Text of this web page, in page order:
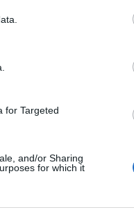
for Targeted
and/or Sharing
for which it